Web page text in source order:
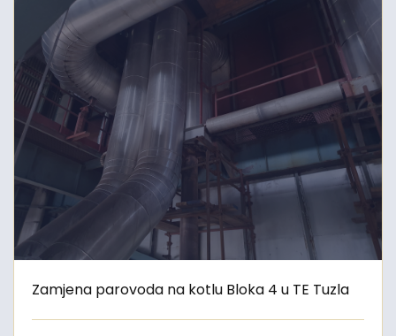
Zamjena parovoda na kotlu Bloka 4 u TE Tuzla